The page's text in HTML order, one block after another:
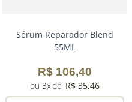
Sérum Reparador Blend
55ML
R$ 106,40
3 R$ 35,46